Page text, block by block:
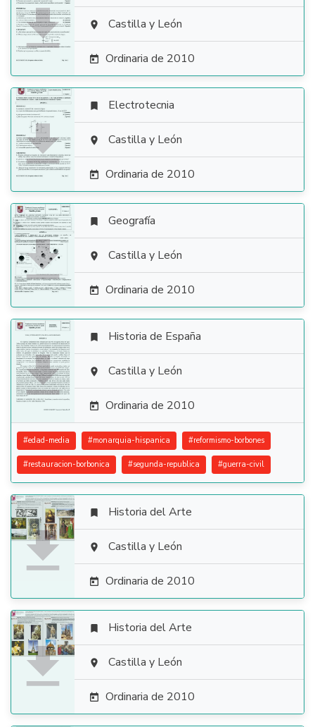
  Castilla y León
 Ordinaria de 2010

 Electrotecnia
 Castilla y León
 Ordinaria de 2010

 Geografía
 Castilla y León
 Ordinaria de 2010

 Historia de España
 Castilla y León
 Ordinaria de 2010
#edad-media #monarquia-hispanica #reformismo-borbones
#restauracion-borbonica #segunda-republica #guerra-civil

 Historia del Arte
 Castilla y León
 Ordinaria de 2010

 Historia del Arte
 Castilla y León
 Ordinaria de 2010